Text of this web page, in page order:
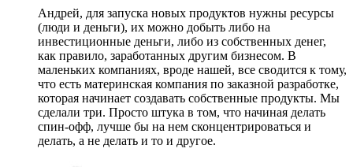
Андрей, для запуска новых продуктов нужны ресурсы
(люди и деньги), их можно добыть либо на
инвестиционные деньги, либо из собственных денег,
как правило, заработанных другим бизнесом. В
маленьких компаниях, вроде нашей, все сводится к тому,
что есть материнская компания по заказной разработке,
которая начинает создавать собственные продукты. Мы
сделали три. Просто штука в том, что начиная делать
спин-офф, лучше бы на нем сконцентрироваться и
делать, а не делать и то и другое.